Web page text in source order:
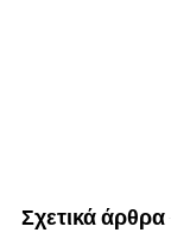
Σχετικά άρθρα